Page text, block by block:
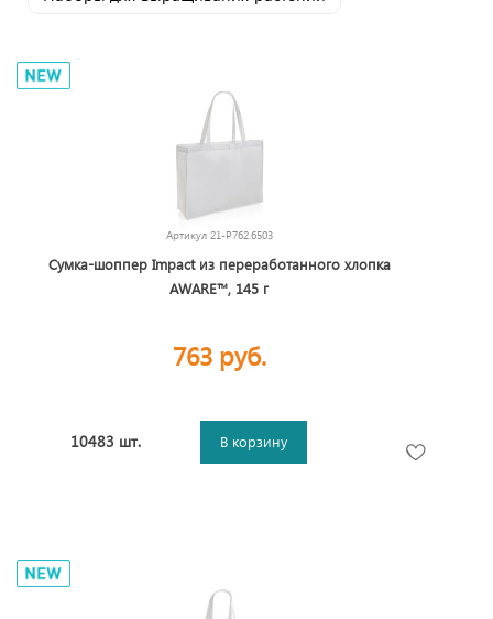
Сувениры из дерева
Эко-гаджеты
Артикул 21-P762.6503
Сумка-шоппер Impact из переработанного хлопка
AWARE™, 145 г
763 руб.
10483 шт. В корзину